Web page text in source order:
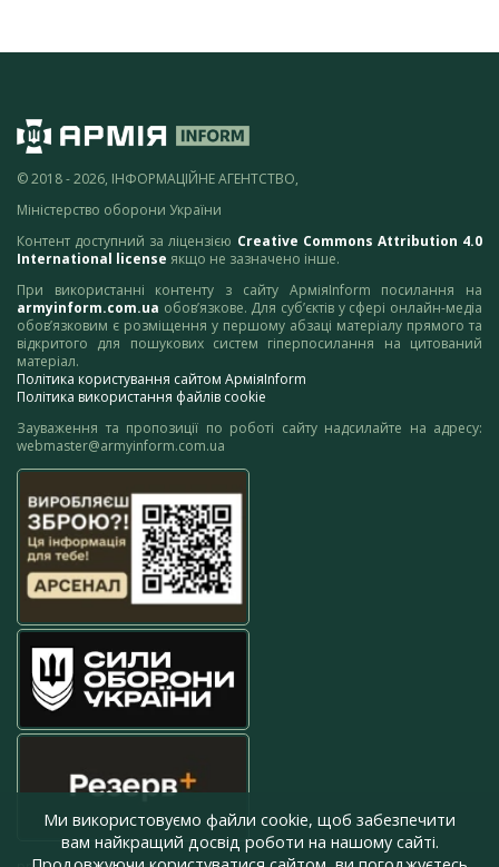
© 2018 - 2026, ІНФОРМАЦІЙНЕ АГЕНТСТВО,
Міністерство оборони України
Контент доступний за ліцензією Creative Commons Attribution 4.0
International license якщо не зазначено інше.
При використанні контенту з сайту АрміяInform посилання на
armyinform.com.ua обов’язкове. Для суб’єктів у сфері онлайн-медіа
обов’язковим є розміщення у першому абзаці матеріалу прямого та
відкритого для пошукових систем гіперпосилання на цитований
матеріал.
Політика користування сайтом АрміяInform
Політика використання файлів cookie
Зауваження та пропозиції по роботі сайту надсилайте на адресу:
webmaster@armyinform.com.ua
Ми використовуємо файли cookie, щоб забезпечити
вам найкращий досвід роботи на нашому сайті.